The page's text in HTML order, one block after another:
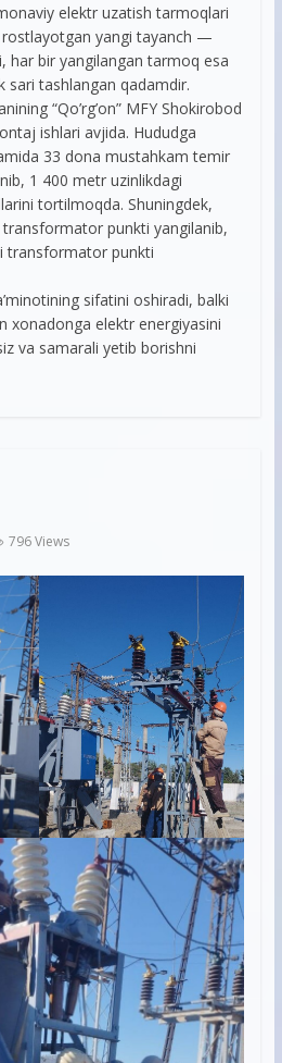
elektr uzatish tarmoqlari
yangi tayanch —
har bir yangilangan tarmoq esa
sari tashlangan qadamdir.
“Qo’rg’on” MFY Shokirobod
ishlari avjida. Hududga
33 dona mustahkam temir
1 400 metr uzinlikdagi
tortilmoqda. Shuningdek,
transformator punkti yangilanib,
transformator punkti
sifatini oshiradi, balki
xonadonga elektr energiyasini
va samarali yetib borishni
796 Views